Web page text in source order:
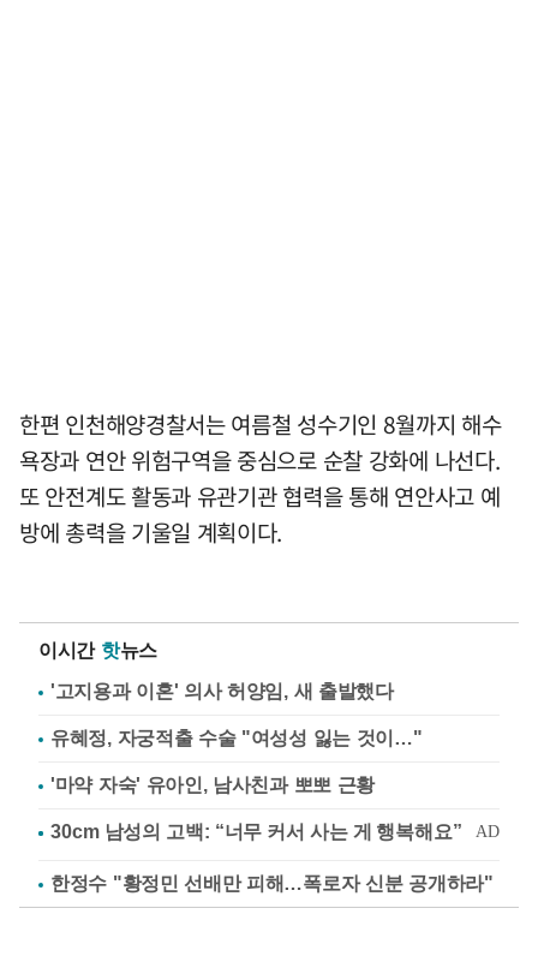
한편 인천해양경찰서는 여름철 성수기인 8월까지 해수
욕장과 연안 위험구역을 중심으로 순찰 강화에 나선다.
또 안전계도 활동과 유관기관 협력을 통해 연안사고 예
방에 총력을 기울일 계획이다.
이시간 핫뉴스
'고지용과 이혼' 의사 허양임, 새 출발했다
유혜정, 자궁적출 수술 "여성성 잃는 것이…"
'마약 자숙' 유아인, 남사친과 뽀뽀 근황
한정수 "황정민 선배만 피해…폭로자 신분 공개하라"